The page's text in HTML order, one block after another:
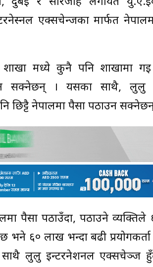
एक्सचेन्जका मार्फत
मध्ये कुनै पनि शाखामा
सक्नेछन् । यसका साथै, लुलु
छिट्टै नेपालमा पैसा पठाउन
पैसा पठाउँदा, पठाउने व्यक्तिले
६० लाख भन्दा बढी
लुलु इन्टरनेशनल एक्सचेञ्ज